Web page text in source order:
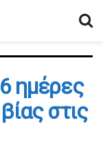
ημέρες
στις